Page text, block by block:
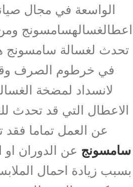
الواسعة في مجال
اعطالغسالهسامسونج
تحدث لغسالة سامسونج
في خرطوم الصرف
لانسداد لمضخة
الاعطال التي قد تحدث
عن العمل تماما
سامسونج عن الدوران
بسبب زيادة احمال